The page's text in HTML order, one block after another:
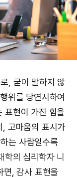
, 굳이 말하지 않
위를 당연시하여
표현이 가진 힘을
고마움의 표시가
는 사람일수록
학의 심리학자 니
면, 감사 표현을